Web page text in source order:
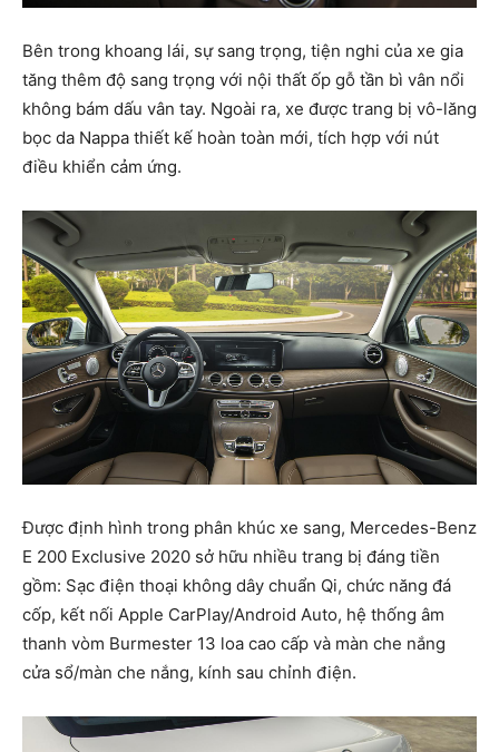
Bên trong khoang lái, sự sang trọng, tiện nghi của xe gia
tăng thêm độ sang trọng với nội thất ốp gỗ tần bì vân nổi
không bám dấu vân tay. Ngoài ra, xe được trang bị vô-lăng
bọc da Nappa thiết kế hoàn toàn mới, tích hợp với nút
điều khiển cảm ứng.
Được định hình trong phân khúc xe sang, Mercedes-Benz
E 200 Exclusive 2020 sở hữu nhiều trang bị đáng tiền
gồm: Sạc điện thoại không dây chuẩn Qi, chức năng đá
cốp, kết nối Apple CarPlay/Android Auto, hệ thống âm
thanh vòm Burmester 13 loa cao cấp và màn che nắng
cửa sổ/màn che nắng, kính sau chỉnh điện.